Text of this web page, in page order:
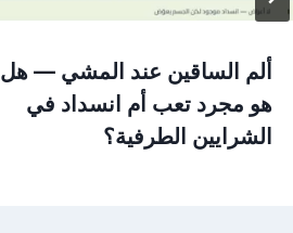
ألم الساقين عند المشي — هل
هو مجرد تعب أم انسداد في
الشرايين الطرفية؟